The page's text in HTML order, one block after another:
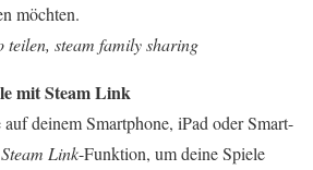
möchten.
teilen, steam family sharing
mit Steam Link
deinem Smartphone, iPad oder Smart-
Steam Link-Funktion, um deine Spiele